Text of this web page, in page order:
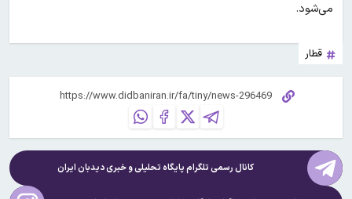
می‌شود.
قطار
کانال رسمی تلگرام پایگاه تحلیلی و خبریدیدبان ایران